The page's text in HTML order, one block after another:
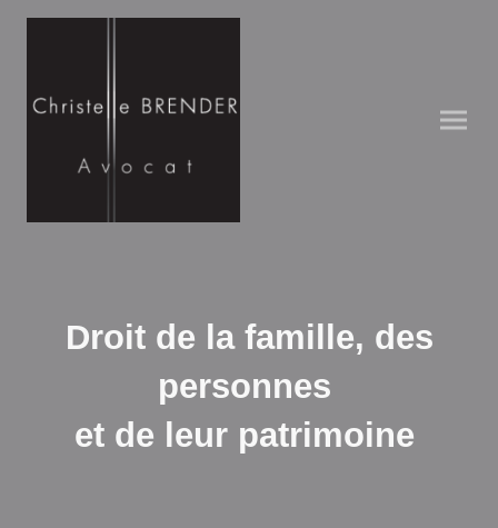
Droit de la famille, des
personnes
et de leur patrimoine